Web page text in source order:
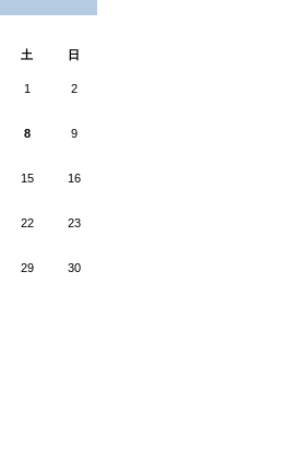
土 日
1 2
8 9
15 16
22 23
29 30